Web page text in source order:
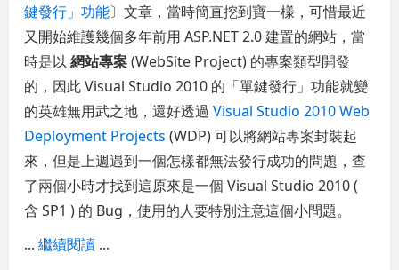
鍵發行」功能〕文章，當時簡直挖到寶一樣，可惜最近
又開始維護幾個多年前用 ASP.NET 2.0 建置的網站，當
時是以網站專案(WebSite Project) 的專案類型開發
的，因此 Visual Studio 2010 的「單鍵發行」功能就變
的英雄無用武之地，還好透過Visual Studio 2010 Web
Deployment Projects (WDP) 可以將網站專案封裝起
來，但是上週遇到一個怎樣都無法發行成功的問題，查
了兩個小時才找到這原來是一個 Visual Studio 2010 (
含 SP1 ) 的 Bug，使用的人要特別注意這個小問題。
...繼續閱讀 ...